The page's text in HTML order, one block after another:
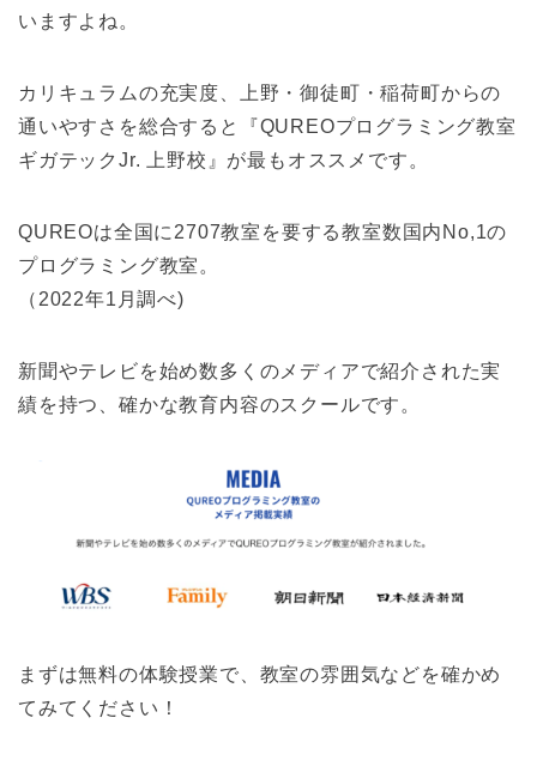
いますよね。
カリキュラムの充実度、上野・御徒町・稲荷町からの
通いやすさを総合すると『QUREOプログラミング教室
ギガテックJr. 上野校』が最もオススメです。
QUREOは全国に2707教室を要する教室数国内No,1の
プログラミング教室。
（2022年1月調べ)
新聞やテレビを始め数多くのメディアで紹介された実
績を持つ、確かな教育内容のスクールです。
まずは無料の体験授業で、教室の雰囲気などを確かめ
てみてください！